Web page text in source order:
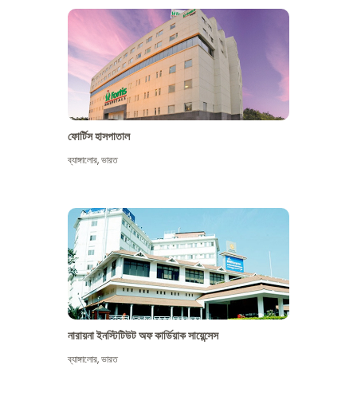
ফোর্টিস হাসপাতাল
ব্যাঙ্গালোর,ভারত
নারায়না ইনস্টিটিউট অফ কার্ডিয়াক সায়েন্সেস
ব্যাঙ্গালোর,ভারত